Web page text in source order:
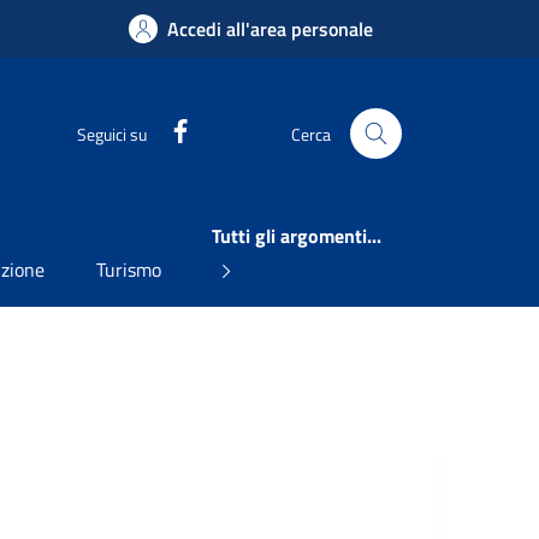
Accedi all'area personale
Seguici su Cerca
Turismo
Tutti gli argomenti...